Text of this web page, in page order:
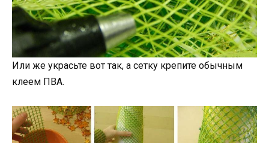
Или же украсьте вот так, а сетку крепите обычным
клеем ПВА.